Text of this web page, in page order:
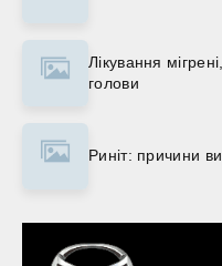
Лікування
голови
Риніт: причини